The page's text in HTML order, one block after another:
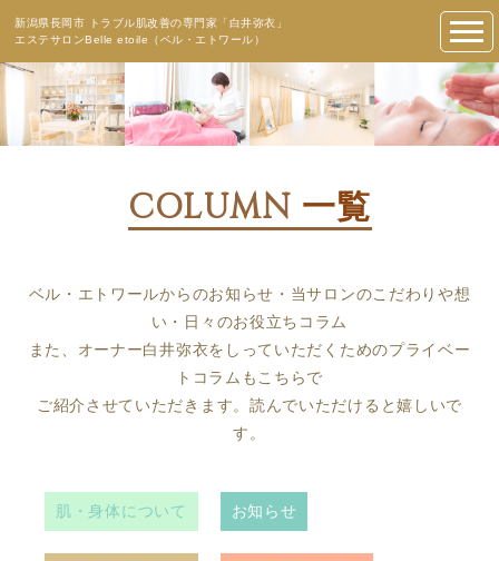
新潟県長岡市 トラブル肌改善の専門家「白井弥衣」
エステサロンBelle etoile（ベル・エトワール）
COLUMN 一覧
ベル・エトワールからのお知らせ・当サロンのこだわりや想
い・日々のお役立ちコラム
また、オーナー白井弥衣をしっていただくためのプライベー
トコラムもこちらで
ご紹介させていただきます。読んでいただけると嬉しいで
す。
肌・身体について お知らせ